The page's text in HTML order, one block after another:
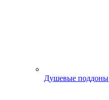
Душевые поддоны